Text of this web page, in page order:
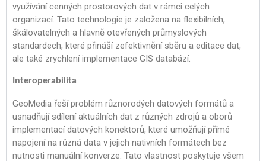
využívání cenných prostorových dat v rámci celých
organizací. Tato technologie je založena na flexibilních,
škálovatelných a hlavně otevřených průmyslových
standardech, které přináší zefektivnění sběru a editace dat,
ale také zrychlení implementace GIS databází.
Interoperabilita
GeoMedia řeší problém různorodých datových formátů a
usnadňují sdílení aktuálních dat z různých zdrojů a oborů
implementací datových konektorů, které umožňují přímé
napojení na různá data v jejich nativních formátech bez
nutnosti manuální konverze. Tato vlastnost poskytuje všem